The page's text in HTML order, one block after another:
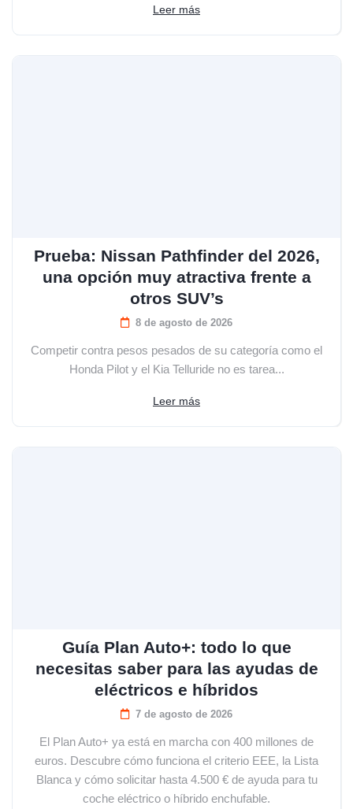
Leer más
Prueba: Nissan Pathfinder del 2026,
una opción muy atractiva frente a
otros SUV’s
8 de agosto de 2026
Competir contra pesos pesados de su categoría como el
Honda Pilot y el Kia Telluride no es tarea...
Leer más
Guía Plan Auto+: todo lo que
necesitas saber para las ayudas de
eléctricos e híbridos
7 de agosto de 2026
El Plan Auto+ ya está en marcha con 400 millones de
euros. Descubre cómo funciona el criterio EEE, la Lista
Blanca y cómo solicitar hasta 4.500 € de ayuda para tu
coche eléctrico o híbrido enchufable.